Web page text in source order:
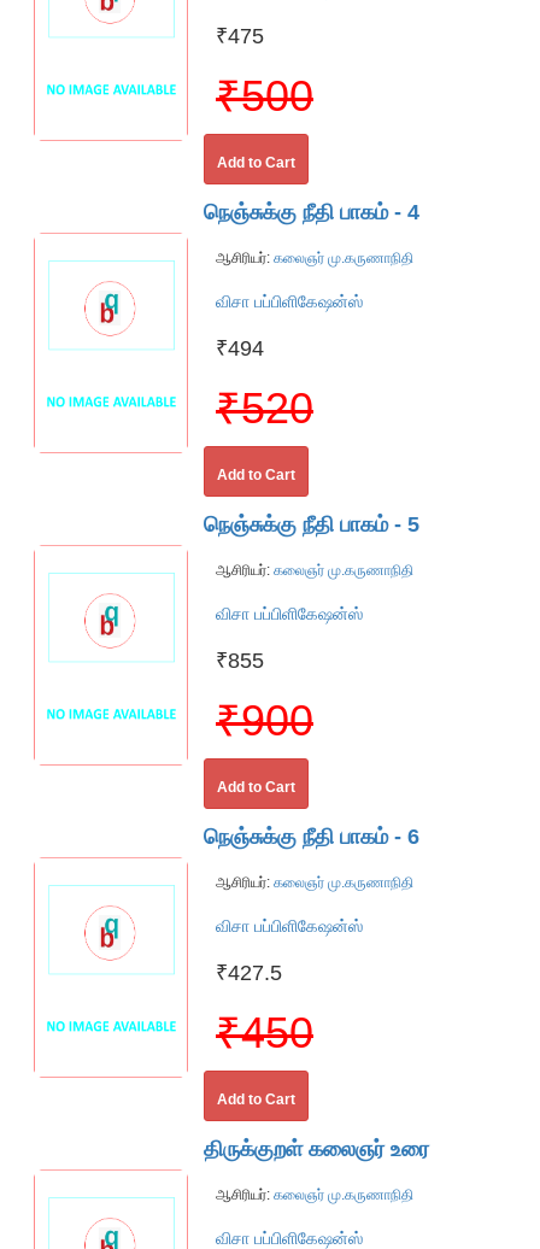
₹475
₹500
Add to Cart
நெஞ்சுக்கு நீதி பாகம் - 4
ஆசிரியர்: கலைஞர் மு.கருணாநிதி
விசா பப்பிளிகேஷன்ஸ்
₹494
₹520
Add to Cart
நெஞ்சுக்கு நீதி பாகம் - 5
ஆசிரியர்: கலைஞர் மு.கருணாநிதி
விசா பப்பிளிகேஷன்ஸ்
₹855
₹900
Add to Cart
நெஞ்சுக்கு நீதி பாகம் - 6
ஆசிரியர்: கலைஞர் மு.கருணாநிதி
விசா பப்பிளிகேஷன்ஸ்
₹427.5
₹450
Add to Cart
திருக்குறள் கலைஞர் உரை
ஆசிரியர்: கலைஞர் மு.கருணாநிதி
விசா பப்பிளிகேஷன்ஸ்